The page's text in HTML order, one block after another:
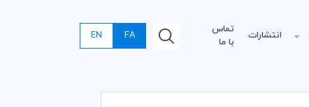
انتشارات
تماس
با ما
FA
EN